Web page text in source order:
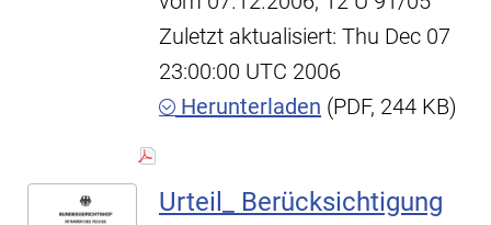
Zuletzt aktualisiert: Thu Dec 07
23:00:00 UTC 2006
Herunterladen (PDF, 244 KB)
Urteil_ Berücksichtigung